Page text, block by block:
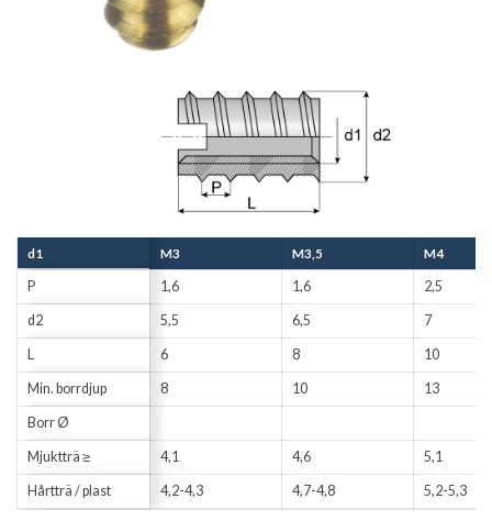
d1 M3 M3,5 M4
P 1,6 1,6 2,5
d2 5,5 6,5 7
L 6 8 10
Min. borrdjup 8 10 13
Borr Ø
Mjuktträ ≥ 4,1 4,6 5,1
Hårtträ / plast 4,2-4,3 4,7-4,8 5,2-5,3